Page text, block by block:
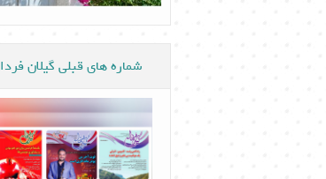
شماره های قبلی گیلان فردا